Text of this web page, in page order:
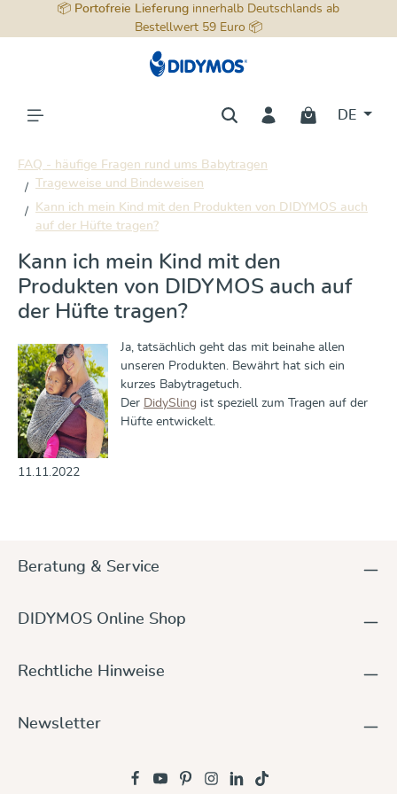
springen
📦 Portofreie Lieferung innerhalb Deutschlands ab
Bestellwert 59 Euro 📦
DE
FAQ - häufige Fragen rund ums Babytragen
Trageweise und Bindeweisen
Kann ich mein Kind mit den Produkten von DIDYMOS auch
auf der Hüfte tragen?
Kann ich mein Kind mit den
Produkten von DIDYMOS auch auf
der Hüfte tragen?
Ja, tatsächlich geht das mit beinahe allen
unseren Produkten. Bewährt hat sich ein
kurzes Babytragetuch.
Der DidySling ist speziell zum Tragen auf der
Hüfte entwickelt.
11.11.2022
Beratung & Service
DIDYMOS Online Shop
Rechtliche Hinweise
Newsletter